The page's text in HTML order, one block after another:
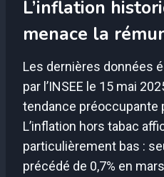
L’inflation
menace la
Les dernières données
par l’INSEE le 15 mai
tendance préoccupante
L’inflation hors tabac
particulièrement bas :
précédé de 0,7% en